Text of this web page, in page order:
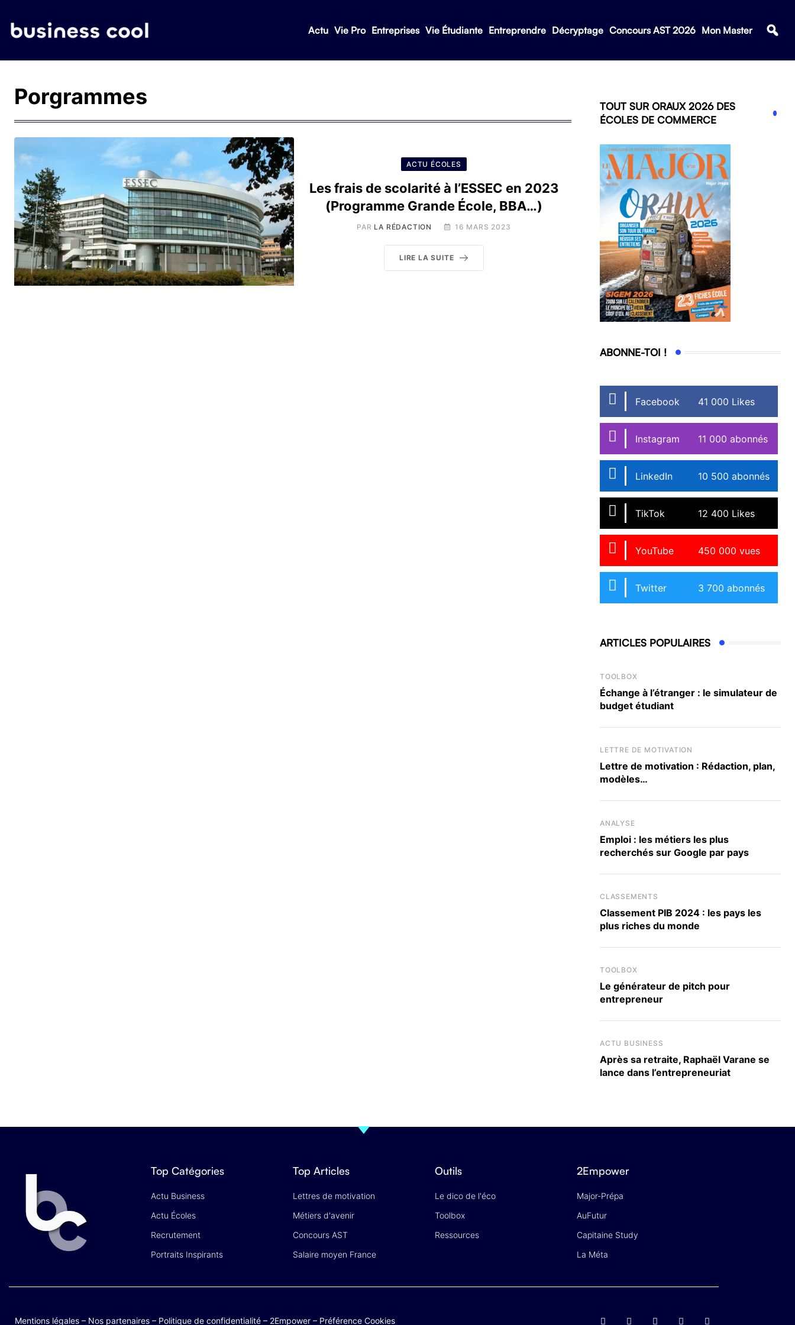
Actu Vie Pro Entreprises Vie Étudiante Entreprendre Décryptage Concours AST 2026 Mon Master
Porgrammes
ACTU ÉCOLES
Les frais de scolarité à l’ESSEC en 2023
(Programme Grande École, BBA…)
PAR LA RÉDACTION 16 MARS 2023
LIRE LA SUITE
TOUT SUR ORAUX 2026 DES
ÉCOLES DE COMMERCE
ABONNE-TOI !
Facebook 41 000 Likes
Instagram 11 000 abonnés
LinkedIn 10 500 abonnés
TikTok 12 400 Likes
YouTube 450 000 vues
Twitter 3 700 abonnés
ARTICLES POPULAIRES
TOOLBOX
Échange à l’étranger : le simulateur de
budget étudiant
LETTRE DE MOTIVATION
Lettre de motivation : Rédaction, plan,
modèles…
ANALYSE
Emploi : les métiers les plus
recherchés sur Google par pays
CLASSEMENTS
Classement PIB 2024 : les pays les
plus riches du monde
TOOLBOX
Le générateur de pitch pour
entrepreneur
ACTU BUSINESS
Après sa retraite, Raphaël Varane se
lance dans l’entrepreneuriat
Top Catégories
Actu Business
Actu Écoles
Recrutement
Portraits Inspirants
Top Articles
Lettres de motivation
Métiers d'avenir
Concours AST
Salaire moyen France
Outils
Le dico de l'éco
Toolbox
Ressources
2Empower
Major-Prépa
AuFutur
Capitaine Study
La Méta
Mentions légales – Nos partenaires – Politique de confidentialité – 2Empower – Préférence Cookies